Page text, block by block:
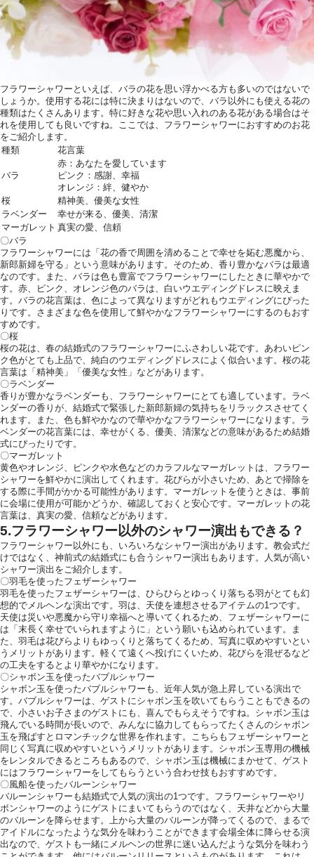
フラワーシャワーといえば、バラの花を思い浮かべる方も多いのではないで
しょうか。使用する花には特に決まりはないので、バラ以外にも使える花の
種類はたくさんあります。特に好きな花や思い入れのある花がある場合はそ
れを使用しても良いですね。ここでは、フラワーシャワーにおすすめのお花
をご紹介します。
種類
花言葉
バラ
赤：あなたを愛しています
ピンク：感謝、幸福
オレンジ：絆、健やか
桜
精神美、優美な女性
ラベンダー
幸せが来る、優美、清潔
マーガレット 真実の愛、信頼
〇バラ
フラワーシャワーには「花の香で周囲を清めることで幸せを妬む悪魔から、
新郎新婦を守る」という意味があります。そのため、香り豊かなバラは最適
なのです。また、バラは色も豊富でフラワーシャワーにしたときに華やかで
す。赤、ピンク、オレンジ色のバラは、白いウエディングドレスに映えま
す。バラの花言葉は、色によって異なりますがどれもウエディングにぴった
りです。さまざまな色を使用して鮮やかなフラワーシャワーにするのもおす
すめです。
〇桜
桜の花は、春の結婚式のフラワーシャワーにふさわしい花です。あわいピン
ク色がとても上品で、純白のウエディングドレスによく似合います。桜の花
言葉は「精神美」「優美な女性」などがあります。
〇ラベンダー
香りが豊かなラベンダーも、フラワーシャワーにとても適しています。ラベ
ンダーの香りが、結婚式で緊張した新郎新婦の気持ちをリラックスさせてく
れます。また、色も鮮やかなので華やかなフラワーシャワーになります。ラ
ベンダーの花言葉には、幸せがくる、優美、清潔などの意味があるため結婚
式にぴったりです。
〇マーガレット
黄色やオレンジ、ピンクや水色などのカラフルなマーガレットは、フラワー
シャワーを鮮やかに演出してくれます。花びらが小さいため、あとで掃除を
する際に手間がかかる可能性があります。マーガレットを使うときは、事前
に会場に使用が可能かどうか、確認しておくと安心です。マーガレットの花
言葉は、真実の愛、信頼などがあります。
5.フラワーシャワー以外のシャワー演出もできる？
フラワーシャワー以外にも、いろいろなシャワー演出があります。教会式だ
けではなく、神前式の結婚式にも合うシャワー演出もあります。人気が高い
シャワー演出をご紹介します。
〇羽毛を使ったフェザーシャワー
羽毛を使ったフェザーシャワーは、ひらひらとゆっくり落ちる羽がとても幻
想的でメルヘンな演出です。羽は、天使を連想させるアイテムの1つです。
天使は災いや悪魔から守り幸福へと導いてくれるため、フェザーシャワーに
は「末長く幸せでいられますように」という願いも込められています。ま
た、羽毛は花びらよりもゆっくりと落ちてくるため、写真に収めやすいとい
うメリットがあります。軽くて遠くへ投げにくいため、花びらを混ぜるなど
の工夫をするとより華やかになります。
〇シャボン玉を使ったバブルシャワー
シャボン玉を使ったバブルシャワーも、近年人気が急上昇している演出で
す。バブルシャワーは、ゲストにシャボン玉を吹いてもらうこともできるの
で、小さいお子さまのゲストにも、喜んでもらえそうですね。シャボン玉は
飛んでいる時間が長いので、みんなに協力してもらってたくさんのシャボン
玉を飛ばすとロマンチックな世界を作れます。こちらもフェザーシャワーと
同じく写真に収めやすいというメリットがあります。シャボン玉専用の機械
をレンタルできるところもあるので、シャボン玉は機械にまかせて、ゲスト
にはフラワーシャワーをしてもらうという合わせ技もおすすめです。
〇風船を使ったバルーンシャワー
バルーンシャワーも結婚式で人気の演出の1つです。フラワーシャワーやリ
ボンシャワーのようにゲストにまいてもらうのではなく、天井などから大量
のバルーンを降らせます。上から大量のバルーンが降ってくるので、まるで
アイドルになったような気分を味わうことができます会場全体に降らせる演
出なので、ゲストも一緒にメルヘンの世界に迷い込んだような気分を味わう